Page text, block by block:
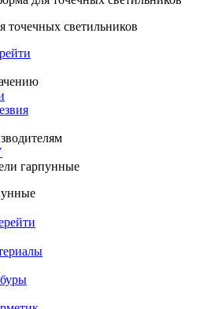
точечных светильников